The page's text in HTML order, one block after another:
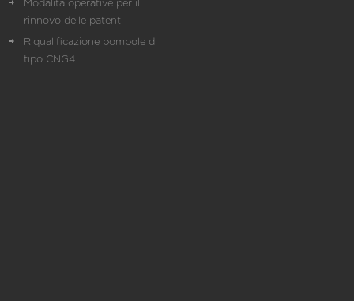
Modalità operative per il
rinnovo delle patenti
Riqualificazione bombole di
tipo CNG4